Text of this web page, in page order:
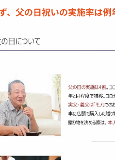
、父の日祝いの実施率は例